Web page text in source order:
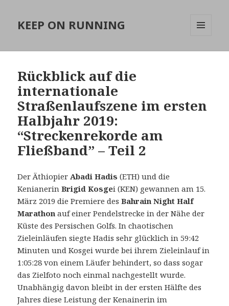
KEEP ON RUNNING
Rückblick auf die
internationale
Straßenlaufszene im ersten
Halbjahr 2019:
“Streckenrekorde am
Fließband” – Teil 2
Der Äthiopier Abadi Hadis (ETH) und die
KenianerinBrigid Kosgei (KEN) gewannen am 15.
März 2019 die Premiere desBahrain Night Half
Marathon auf einer Pendelstrecke in der Nähe der
Küste des Persischen Golfs.In chaotischen
Zieleinläufen siegte Hadis sehr glücklich in 59:42
Minuten und Kosgei wurde bei ihrem Zieleinlauf in
1:05:28 von einem Läufer behindert, so dass sogar
das Zielfoto noch einmal nachgestellt wurde.
Unabhängig davon bleibt in der ersten Hälfte des
Jahres diese Leistung der Kenainerin im